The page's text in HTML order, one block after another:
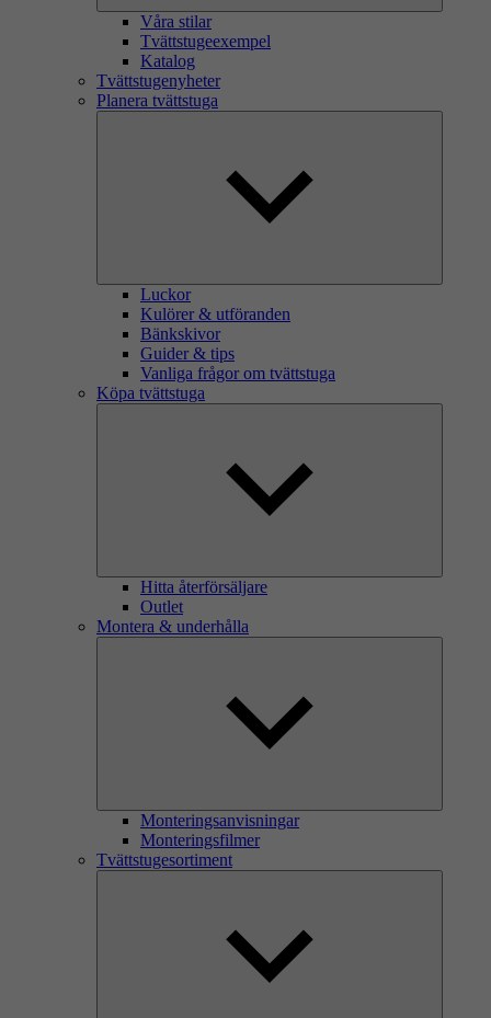
Våra stilar
Tvättstugeexempel
Katalog
Tvättstugenyheter
Planera tvättstuga
Luckor
Kulörer & utföranden
Bänkskivor
Guider & tips
Vanliga frågor om tvättstuga
Köpa tvättstuga
Hitta återförsäljare
Outlet
Montera & underhålla
Monteringsanvisningar
Monteringsfilmer
Tvättstugesortiment